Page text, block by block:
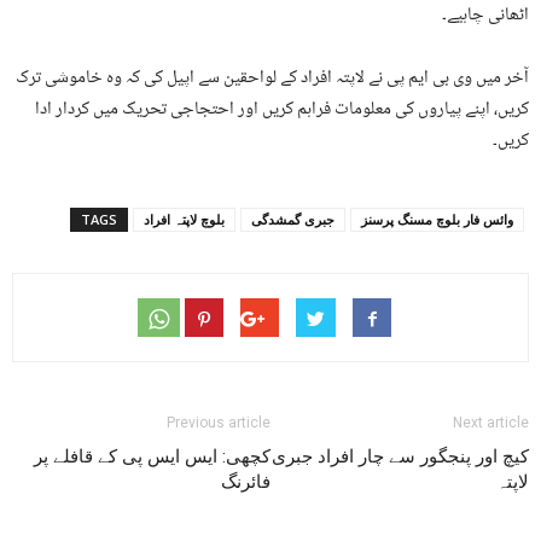
اٹھانی چاہیے۔
آخر میں وی بی ایم پی نے لاپتہ افراد کے لواحقین سے اپیل کی کہ وہ خاموشی ترک
کریں، اپنے پیاروں کی معلومات فراہم کریں اور احتجاجی تحریک میں کردار ادا
کریں۔
TAGS بلوچ لاپتہ افراد جبری گمشدگی وائس فار بلوچ مسنگ پرسنز
Previous article
کچھی: ایس ایس پی کے قافلے پر
فائرنگ
Next article
کیچ اور پنجگور سے چار افراد جبری
لاپتہ